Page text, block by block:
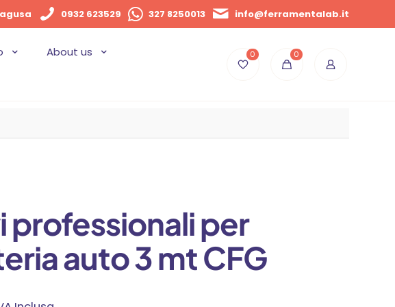
0932 623529 327 8250013 info@ferramentalab.it
About us
0 0
professionali per
auto 3 mt CFG